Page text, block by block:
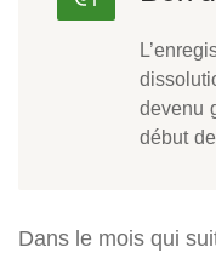
devenu
début
Dans le mois qui